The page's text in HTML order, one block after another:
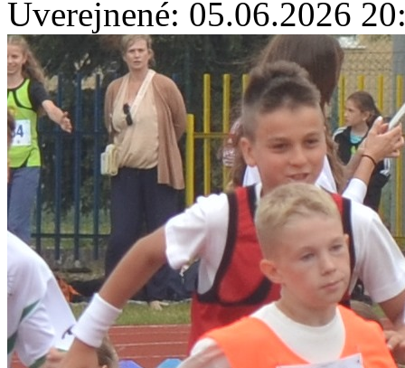
Uverejnené: 05.06.2026